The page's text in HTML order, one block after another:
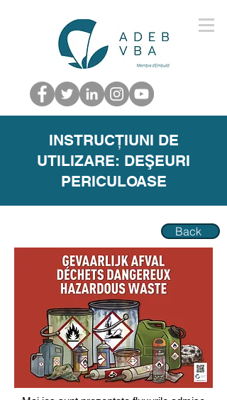
INSTRUCȚIUNI DE
UTILIZARE: DEŞEURI
PERICULOASE
Back